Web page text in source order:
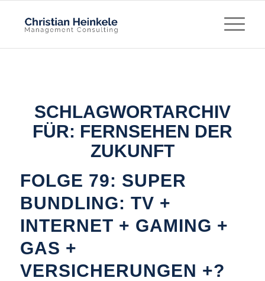
SCHLAGWORTARCHIV
FÜR: FERNSEHEN DER
ZUKUNFT
FOLGE 79: SUPER
BUNDLING: TV +
INTERNET + GAMING +
GAS +
VERSICHERUNGEN +?